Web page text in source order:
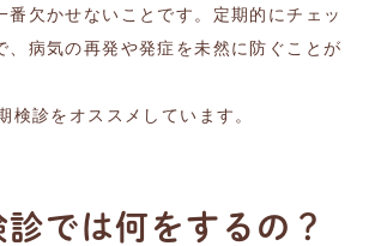
番欠かせないことです。定期的にチェッ
、病気の再発や発症を未然に防ぐことが
検診をオススメしています。
診では何をするの？